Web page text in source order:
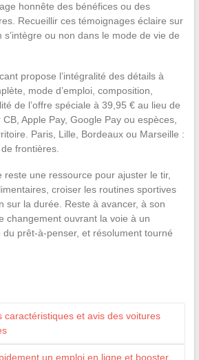
honnête des bénéfices ou des
Recueillir ces témoignages éclaire sur
s’intègre ou non dans le mode de vie de
propose l’intégralité des détails à
mode d’emploi, composition,
de l’offre spéciale à 39,95 € au lieu de
Apple Pay, Google Pay ou espèces,
Paris, Lille, Bordeaux ou Marseille :
frontières.
reste une ressource pour ajuster le tir,
croiser les routines sportives
sur la durée. Reste à avancer, à son
changement ouvrant la voie à un
du prêt-à-penser, et résolument tourné
caractéristiques et avis des voitures
un emploi en ligne et booster